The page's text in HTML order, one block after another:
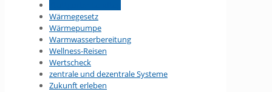
Wärmegesetz
Wärmepumpe
Warmwasserbereitung
Wellness-Reisen
Wertscheck
zentrale und dezentrale Systeme
Zukunft erleben